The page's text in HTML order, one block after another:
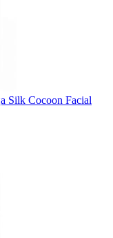
Silk Cocoon Facial